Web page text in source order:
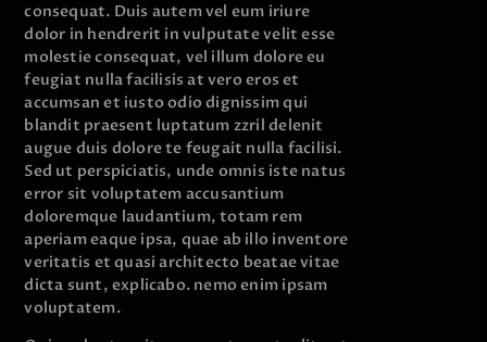
consequat. Duis autem vel eum iriure
dolor in hendrerit in vulputate velit esse
molestie consequat, vel illum dolore eu
feugiat nulla facilisis at vero eros et
accumsan et iusto odio dignissim qui
blandit praesent luptatum zzril delenit
augue duis dolore te feugait nulla facilisi.
Sed ut perspiciatis, unde omnis iste natus
error sit voluptatem accusantium
doloremque laudantium, totam rem
aperiam eaque ipsa, quae ab illo inventore
veritatis et quasi architecto beatae vitae
dicta sunt, explicabo. nemo enim ipsam
voluptatem.